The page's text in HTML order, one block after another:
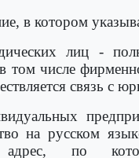
в котором
лиц -
том числе
связь с
на русском
адрес, по